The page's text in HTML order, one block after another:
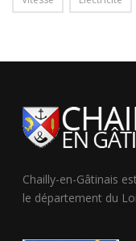
Chailly-en-Gâtinais
le département du